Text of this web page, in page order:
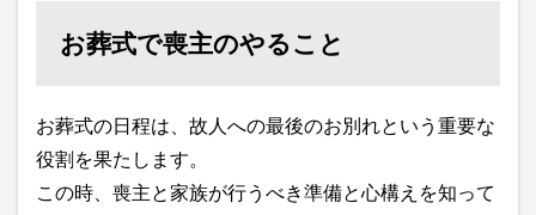
お葬式で喪主のやること
お葬式の日程は、故人への最後のお別れという重要な
役割を果たします。
この時、喪主と家族が行うべき準備と心構えを知って